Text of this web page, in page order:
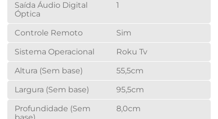
Saída Áudio Digital
Óptica
1
Controle Remoto Sim
Sistema Operacional Roku Tv
Altura (Sem base) 55,5cm
Largura (Sem base) 95,5cm
Profundidade (Sem
8,0cm